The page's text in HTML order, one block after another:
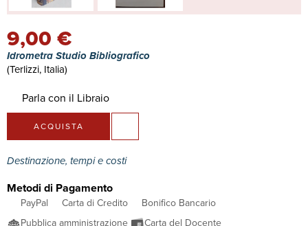
9,00 €
Idrometra Studio Bibliografico
(Terlizzi, Italia)
Parla con il Libraio
ACQUISTA
Destinazione, tempi e costi
Metodi di Pagamento
PayPal Carta di Credito
Bonifico Bancario